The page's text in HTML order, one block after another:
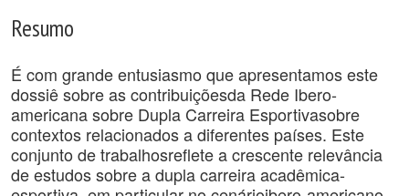
Resumo
É com grande entusiasmo que apresentamos este
dossiê sobre as contribuiçõesda Rede Ibero-
americana sobre Dupla Carreira Esportivasobre
contextos relacionados a diferentes países. Este
conjunto de trabalhosreflete a crescente relevância
de estudos sobre a dupla carreira acadêmica-